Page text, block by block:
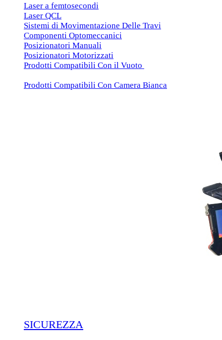
Laser a femtosecondi
Laser QCL
Sistemi di Movimentazione Delle Travi
Componenti Optomeccanici
Posizionatori Manuali
Posizionatori Motorizzati
Prodotti Compatibili Con il Vuoto
Prodotti Compatibili Con Camera Bianca
SICUREZZA